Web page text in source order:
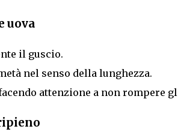
uova
il guscio.
nel senso della lunghezza.
attenzione a non rompere